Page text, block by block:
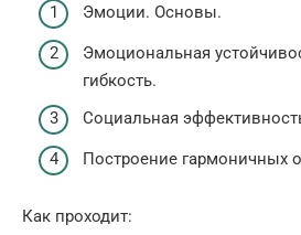
Эмоции. Основы.
Эмоциональная
гибкость.
Социальная
Построение гармоничных
Как проходит: